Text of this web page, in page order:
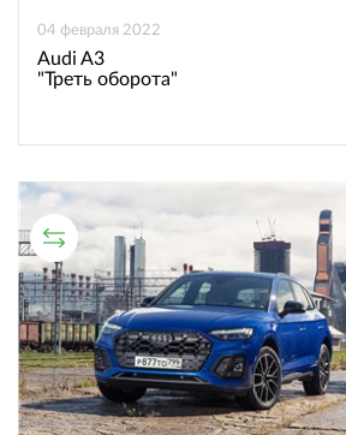
04 февраля 2022
Audi A3
"Треть оборота"
СРАВНИТЕЛЬНЫЙ ТЕСТ